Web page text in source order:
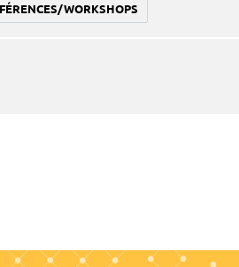
WORKSHOPS